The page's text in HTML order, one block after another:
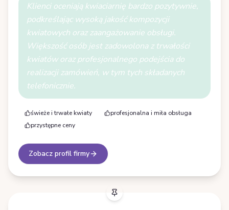
Klienci oceniają kwiaciarnię bardzo pozytywnie,
podkreślając wysoką jakość kompozycji
kwiatowych oraz zaangażowanie obsługi.
Większość osób jest zadowolona z trwałości
kwiatów oraz profesjonalnego podejścia do
realizacji zamówień, w tym tych składanych
telefonicznie.
świeże i trwałe kwiaty
profesjonalna i miła obsługa
przystępne ceny
Zobacz profil firmy